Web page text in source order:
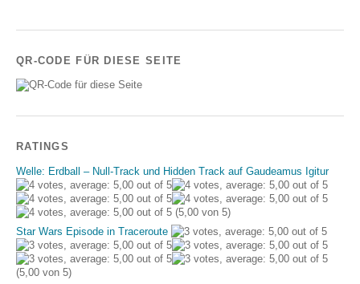
QR-CODE FÜR DIESE SEITE
RATINGS
Welle: Erdball – Null-Track und Hidden Track auf Gaudeamus Igitur
(5,00 von 5)
Star Wars Episode in Traceroute
(5,00 von 5)